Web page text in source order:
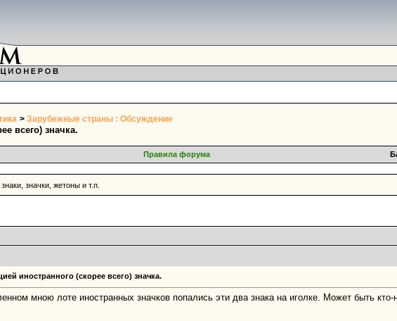
> Зарубежные страны : Обсуждение
всего) значка.
Правила форума
значки, жетоны и т.п.
иностранного (скорее всего) значка.
мною лоте иностранных значков попались эти два знака на иголке. Может быть кто-